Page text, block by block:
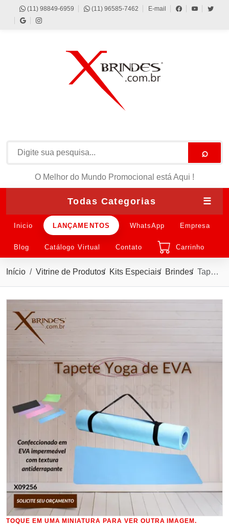
(11) 98849-6959 (11) 96585-7462 E-mail
⌕
O Melhor do Mundo Promocional está Aqui !
Todas Categorias ☰
Inicio LANÇAMENTOS WhatsApp Empresa
Blog Catálogo Virtual Contato Carrinho
Início Vitrine de Produtos Kits Especiais Brindes Tapete para Yoga confeccionado em EVA impermeável X09256
TOQUE EM UMA MINIATURA PARA VER OUTRA IMAGEM.